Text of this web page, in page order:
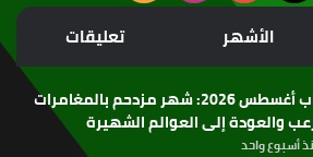
الموقع
RSS
الأشهر تعليقات
ألعاب أغسطس 2026: شهر مزدحم بالمغامرات
والعودة إلى العوالم الشهيرة
أسبوع واحد